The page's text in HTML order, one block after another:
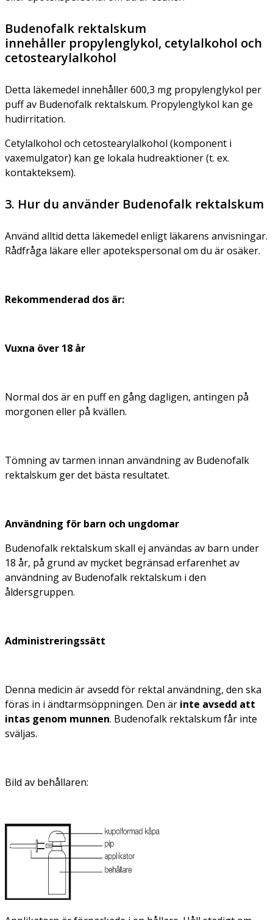
Budenofalk rektalskum
innehåller propylenglykol, cetylalkohol och
cetostearylalkohol
Detta läkemedel innehåller 600,3 mg propylenglykol per
puff av Budenofalk rektalskum. Propylenglykol kan ge
hudirritation.
Cetylalkohol och cetostearylalkohol (komponent i
vaxemulgator) kan ge lokala hudreaktioner (t. ex.
kontakteksem).
3. Hur du använder Budenofalk rektalskum
Använd alltid detta läkemedel enligt läkarens anvisningar.
Rådfråga läkare eller apotekspersonal om du är osäker.
Rekommenderad dos är:
Vuxna över 18 år
Normal dos är en puff en gång dagligen, antingen på
morgonen eller på kvällen.
Tömning av tarmen innan användning av Budenofalk
rektalskum ger det bästa resultatet.
Användning för barn och ungdomar
Budenofalk rektalskum skall ej användas av barn under
18 år, på grund av mycket begränsad erfarenhet av
användning av Budenofalk rektalskum i den
åldersgruppen.
Administreringssätt
Denna medicin är avsedd för rektal användning, den ska
föras in i ändtarmsöppningen. Den är inte avsedd att
intas genom munnen. Budenofalk rektalskum får inte
sväljas.
Bild av behållaren: